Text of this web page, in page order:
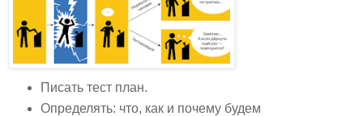
Писать тест план.
Определять: что, как и почему будем